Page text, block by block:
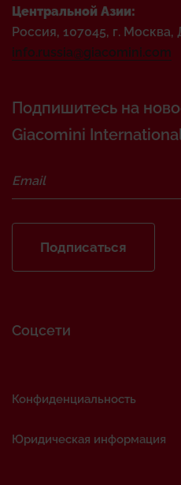
Центральной Азии:
Россия, 107045, г.
info.russia@giacomini.com
Подпишитесь на
Giacomini
Подписаться
Соцсети
Конфиденциальность
Юридическая информация